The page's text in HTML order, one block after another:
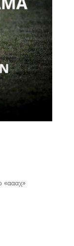
«αααχ»